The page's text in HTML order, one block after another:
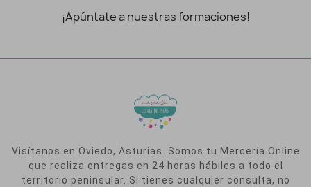
¡Apúntate a nuestras formaciones!
Visítanos en Oviedo, Asturias. Somos tu Mercería Online
que realiza entregas en 24 horas hábiles a todo el
territorio peninsular. Si tienes cualquier consulta, no